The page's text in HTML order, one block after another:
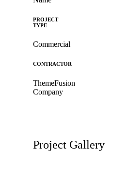
PROJECT
TYPE
Commercial
CONTRACTOR
ThemeFusion
Company
Project Gallery